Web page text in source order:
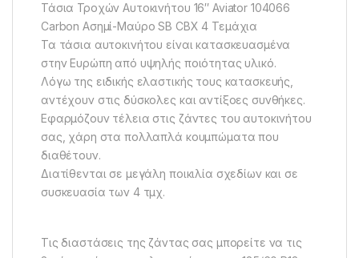
Τάσια Τροχών Αυτοκινήτου 16″ Aviator 104066
Carbon Ασημί-Mαύρο SB CBX 4 Τεμάχια
Τα τάσια αυτοκινήτου είναι κατασκευασμένα
στην Ευρώπη από υψηλής ποιότητας υλικό.
Λόγω της ειδικής ελαστικής τους κατασκευής,
αντέχουν στις δύσκολες και αντίξοες συνθήκες.
Εφαρμόζουν τέλεια στις ζάντες του αυτοκινήτου
σας, χάρη στα πολλαπλά κουμπώματα που
διαθέτουν.
Διατίθενται σε μεγάλη ποικιλία σχεδίων και σε
συσκευασία των 4 τμχ.
Τις διαστάσεις της ζάντας σας μπορείτε να τις